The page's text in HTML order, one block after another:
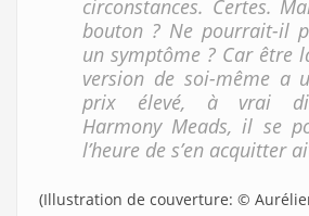
circonstances. Certes.
bouton ? Ne pourrait-il
un symptôme ? Car être
version de soi-même a
prix élevé, à vrai
Harmony Meads, il se
l’heure de s’en acquitter
(Illustration de couverture: ©